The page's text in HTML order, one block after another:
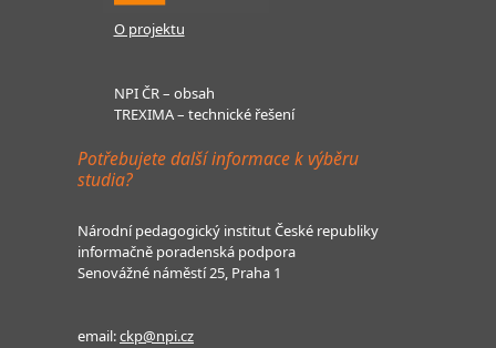
O projektu
NPI ČR – obsah
TREXIMA – technické řešení
Potřebujete další informace k výběru
studia?
Národní pedagogický institut České republiky
informačně poradenská podpora
Senovážné náměstí 25, Praha 1
email:ckp@npi.cz